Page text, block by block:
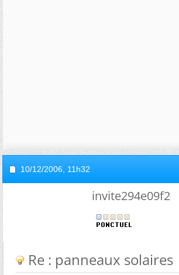
10/12/2006, 11h32
invite294e09f2
Re : panneaux solaires